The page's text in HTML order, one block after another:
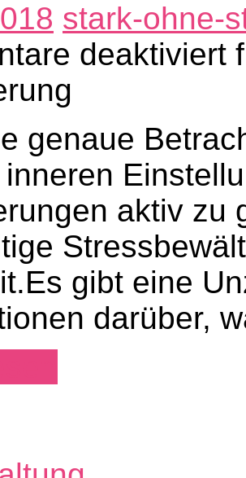
stark-ohne-
deaktiviert
genaue
aktiv zu
gibt eine
darüber,